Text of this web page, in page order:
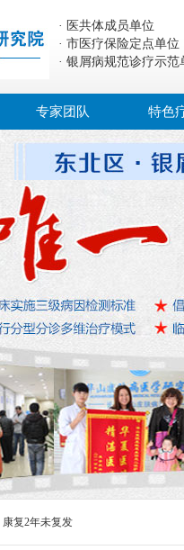
· 医共体成员单位
· 市医疗保险定点单位
· 银屑病规范诊疗示范
专家团队 特色
康复2年未复发